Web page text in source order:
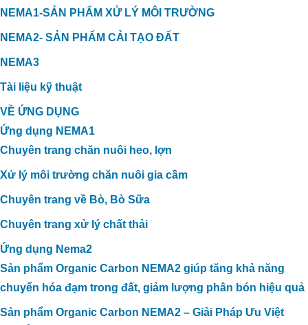
NEMA1-SẢN PHẨM XỬ LÝ MÔI TRƯỜNG
NEMA2- SẢN PHẨM CẢI TẠO ĐẤT
NEMA3
Tài liệu kỹ thuật
VỀ ỨNG DỤNG
Ứng dụng NEMA1
Chuyên trang chăn nuôi heo, lợn
Xử lý môi trường chăn nuôi gia cầm
Chuyên trang về Bò, Bò Sữa
Chuyên trang xử lý chất thải
Ứng dụng Nema2
Sản phẩm Organic Carbon NEMA2 giúp tăng khả năng
chuyển hóa đạm trong đất, giảm lượng phân bón hiệu quả
Sản phẩm Organic Carbon NEMA2 – Giải Pháp Ưu Việt
Cải Thiện Vườn Sầu Riêng Nhiễm
Nghiệm Từ Anh Xuân và Giải Pháp
Organic Carbon NEMA2